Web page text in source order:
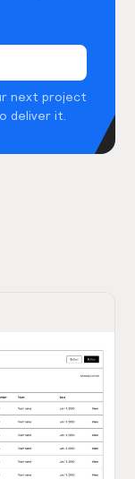
next project
deliver it.